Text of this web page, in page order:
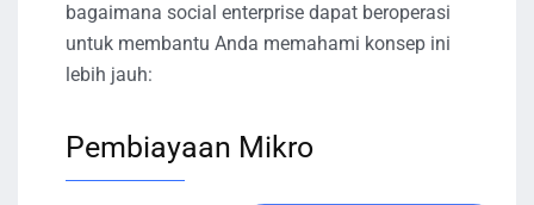
bagaimana social enterprise dapat beroperasi
untuk membantu Anda memahami konsep ini
lebih jauh:
Pembiayaan Mikro